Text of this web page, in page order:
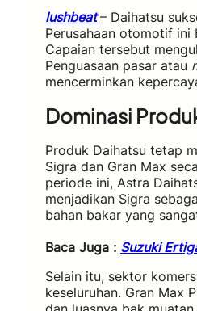
lushbeat– Daihatsu
Perusahaan otomotif ini
Capaian tersebut
Penguasaan pasar atau
mencerminkan
Dominasi
Produk Daihatsu tetap
Sigra dan Gran Max
periode ini, Astra
menjadikan Sigra
bahan bakar yang
Baca Juga : Suzuki
Selain itu, sektor
keseluruhan. Gran Max